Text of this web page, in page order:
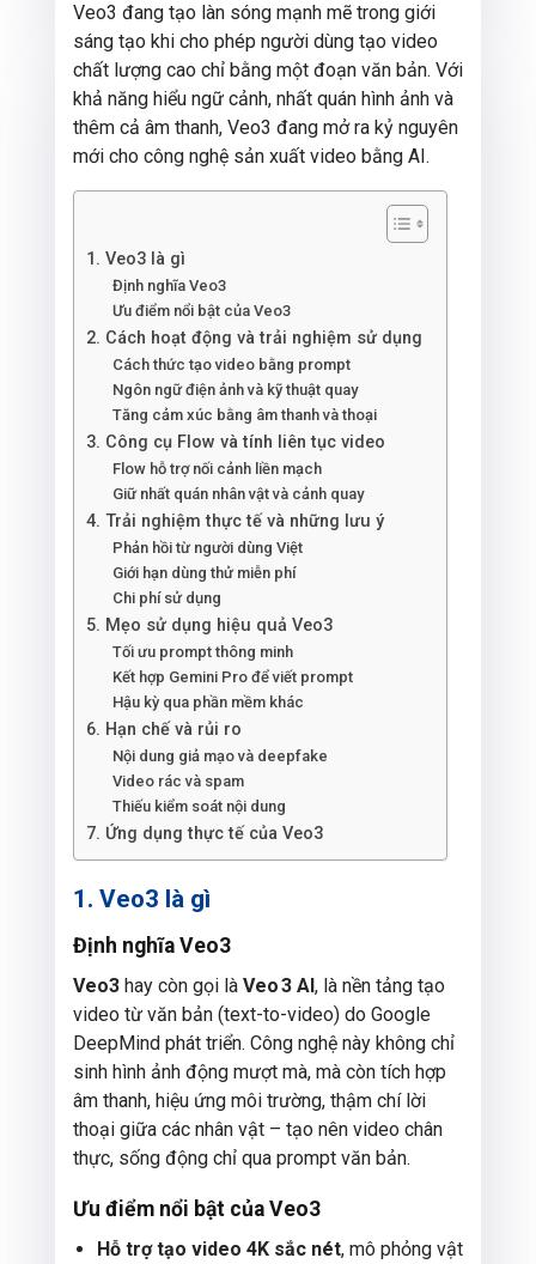
Veo3 đang tạo làn sóng mạnh mẽ trong giới
sáng tạo khi cho phép người dùng tạo video
chất lượng cao chỉ bằng một đoạn văn bản. Với
khả năng hiểu ngữ cảnh, nhất quán hình ảnh và
thêm cả âm thanh, Veo3 đang mở ra kỷ nguyên
mới cho công nghệ sản xuất video bằng AI.
1. Veo3 là gì
Định nghĩa Veo3
Ưu điểm nổi bật của Veo3
2. Cách hoạt động và trải nghiệm sử dụng
Cách thức tạo video bằng prompt
Ngôn ngữ điện ảnh và kỹ thuật quay
Tăng cảm xúc bằng âm thanh và thoại
3. Công cụ Flow và tính liên tục video
Flow hỗ trợ nối cảnh liền mạch
Giữ nhất quán nhân vật và cảnh quay
4. Trải nghiệm thực tế và những lưu ý
Phản hồi từ người dùng Việt
Giới hạn dùng thử miễn phí
Chi phí sử dụng
5. Mẹo sử dụng hiệu quả Veo3
Tối ưu prompt thông minh
Kết hợp Gemini Pro để viết prompt
Hậu kỳ qua phần mềm khác
6. Hạn chế và rủi ro
Nội dung giả mạo và deepfake
Video rác và spam
Thiếu kiểm soát nội dung
7. Ứng dụng thực tế của Veo3
1. Veo3 là gì
Định nghĩa Veo3
Veo3hay còn gọi là Veo 3 AI, là nền tảng tạo
video từ văn bản (text-to-video) do Google
DeepMind phát triển. Công nghệ này không chỉ
sinh hình ảnh động mượt mà, mà còn tích hợp
âm thanh, hiệu ứng môi trường, thậm chí lời
thoại giữa các nhân vật – tạo nên video chân
thực, sống động chỉ qua prompt văn bản.
Ưu điểm nổi bật của Veo3
Hỗ trợ tạo video 4K sắc nét, mô phỏng vật